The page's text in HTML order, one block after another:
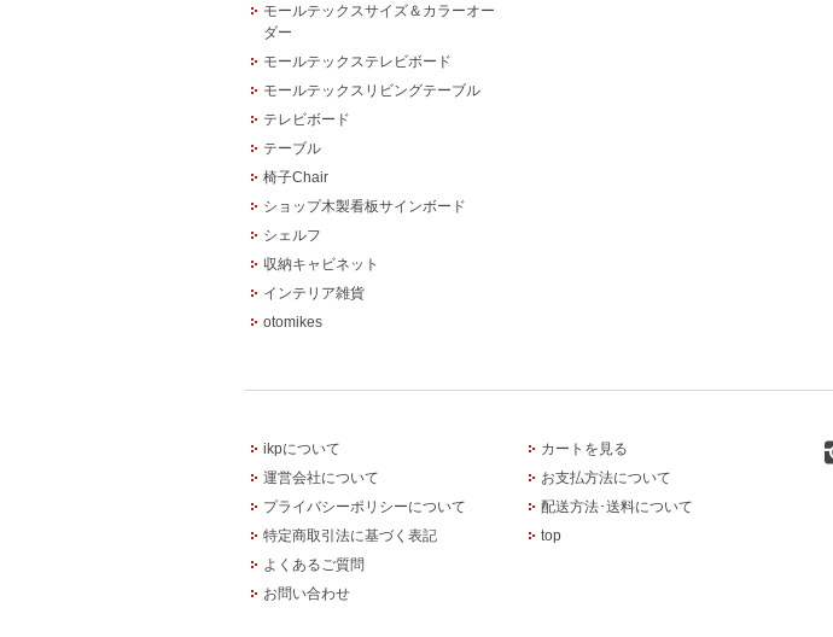
モールテックスサイズ＆カラーオー
ダー
モールテックステレビボード
モールテックスリビングテーブル
テレビボード
テーブル
椅子Chair
ショップ木製看板サインボード
シェルフ
収納キャビネット
インテリア雑貨
otomikes
ikpについて
運営会社について
プライバシーポリシーについて
特定商取引法に基づく表記
よくあるご質問
お問い合わせ
カートを見る
お支払方法について
配送方法･送料について
top